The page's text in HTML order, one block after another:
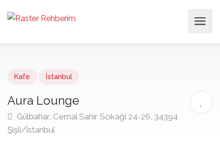
Kafe İstanbul
Aura Lounge
Gülbahar, Cemal Sahir Sokaği 24-26, 34394
Şişli/İstanbul